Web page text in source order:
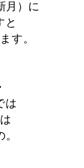
月）に
と
す。
は